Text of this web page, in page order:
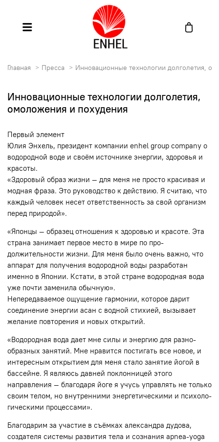
Главная Пресса Инновационные технологии долголетия,
Инновационные технологии долголетия,
омоложения и похудения
Первый элемент
Юлия Энхель, президент компании enhel group company о
водородной воде и своём источнике энергии, здоровья и
красоты.
«Здоровый образ жизни — для меня не просто красивая и
модная фраза. Это руководство к действию. Я считаю, что
каждый человек несет ответственность за свой организм
перед природой».
«Японцы — образец отношения к здоровью и красоте. Эта
страна занимает первое место в мире по про­
должительности жизни. Для меня было очень важно, что
аппарат для получения водородной воды разрабо­тан
именно в Японии. Кстати, в этой стране водородная вода
уже почти заменила обычную».
Непередаваемое ощущение гармо­нии, которое дарит
соедине­ние энергии асан с водной стихией, вызывает
жела­ние повторения и новых открытий.
«Водородная вода дает мне силы и энергию для разно­
образных занятий. Мне нравится постигать все новое, и
интерес­ным открытием для меня стало занятие йогой в
бассейне. Я являюсь давней поклонницей этого
направления — благодаря йоге я учусь управлять не только
своим телом, но внутренними энергетическими и психоло-
гическими процессами».
Благодарим за участие в съёмках александра дудова,
создателя системы развития тела и сознания apnea-yoga